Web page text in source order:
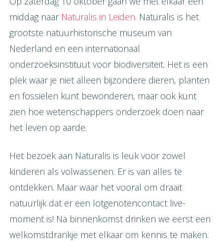
middag naar Naturalis in Leiden. Naturalis is het
grootste natuurhistorische museum van
Nederland en een internationaal
onderzoeksinstituut voor biodiversiteit. Het is een
plek waar je niet alleen bijzondere dieren, planten
en fossielen kunt bewonderen, maar ook kunt
zien hoe wetenschappers onderzoek doen naar
het leven op aarde.
Het bezoek aan Naturalis is leuk voor zowel
kinderen als volwassenen. Er is van alles te
ontdekken. Maar waar het vooral om draait
natuurlijk dat er een lotgenotencontact live-
moment is! Na binnenkomst drinken we eerst een
welkomstdrankje met elkaar om kennis te maken.